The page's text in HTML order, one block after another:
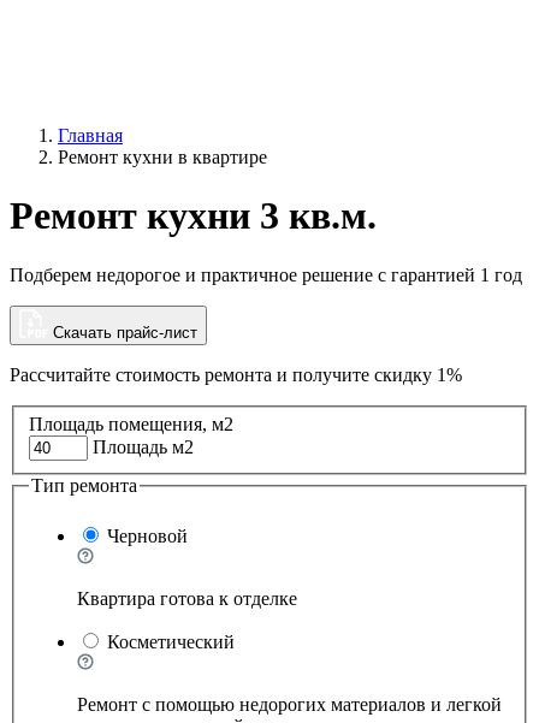
Главная
Ремонт кухни в квартире
Ремонт кухни 3 кв.м.
Подберем недорогое и практичное решение с гарантией 1 год
Скачать прайс-лист
Рассчитайте стоимость ремонта и получите скидку 1%
Площадь помещения, м2
Площадь м2
Тип ремонта
Черновой
Квартира готова к отделке
Косметический
Ремонт с помощью недорогих материалов и легкой